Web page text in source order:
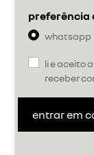
preferência
whatsapp
li e aceito a
receber
entrar em